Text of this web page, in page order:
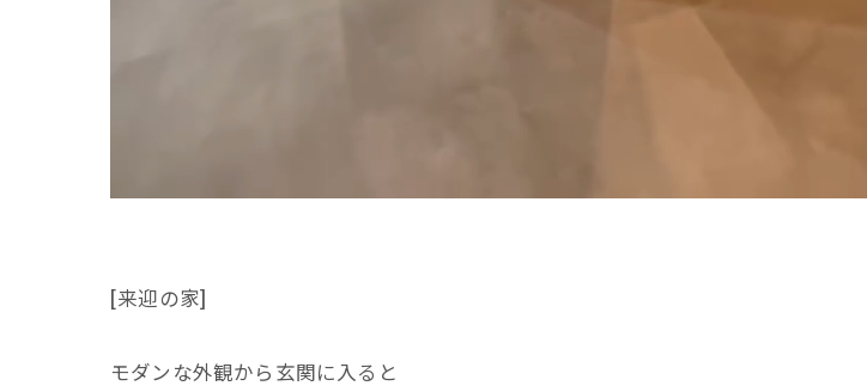
[来迎の家]
モダンな外観から玄関に入ると